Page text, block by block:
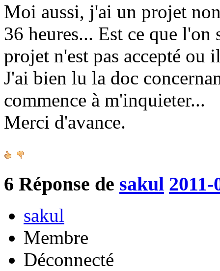
Moi aussi, j'ai un projet
36 heures... Est ce que l'on
projet n'est pas accepté ou
J'ai bien lu la doc
commence à m'inquieter...
Merci d'avance.
6 Réponse de sakul
sakul
Membre
Déconnecté